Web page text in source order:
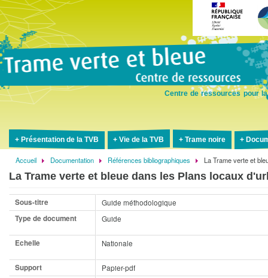
Centre de ressources pour
Présentation de la TVB Vie de la TVB Trame noire
Fil
d'Ariane
Accueil Documentation Références bibliographiques La Trame verte et
La Trame verte et bleue dans les Plans locaux
Sous-titre
Guide méthodologique
Type de document
Guide
Echelle Nationale
Support
Papier-pdf